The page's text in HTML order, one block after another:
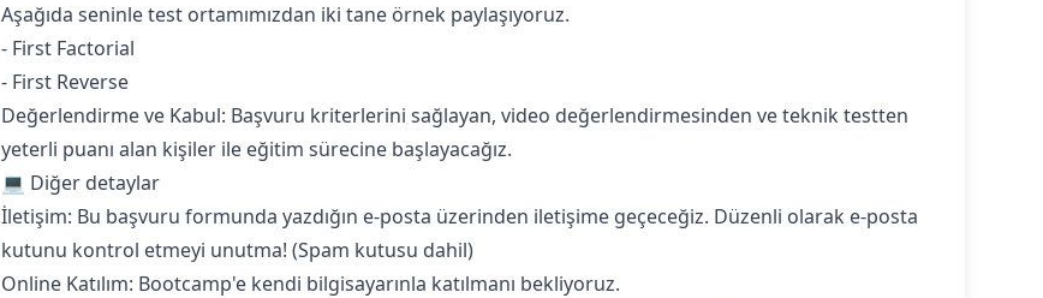
Aşağıda seninle test ortamımızdan iki tane örnek paylaşıyoruz.
- First Factorial
- First Reverse
Değerlendirme ve Kabul: Başvuru kriterlerini sağlayan, video değerlendirmesinden ve teknik testten
yeterli puanı alan kişiler ile eğitim sürecine başlayacağız.
💻 Diğer detaylar
İletişim: Bu başvuru formunda yazdığın e-posta üzerinden iletişime geçeceğiz. Düzenli olarak e-posta
kutunu kontrol etmeyi unutma! (Spam kutusu dahil)
Online Katılım: Bootcamp'e kendi bilgisayarınla katılmanı bekliyoruz.‍